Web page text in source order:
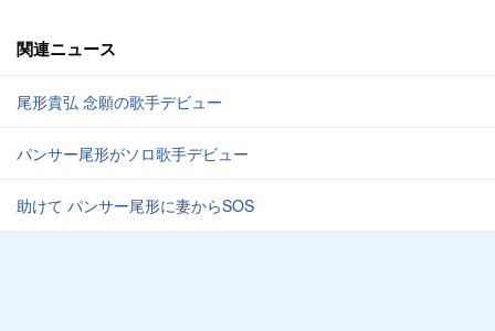
関連ニュース
尾形貴弘 念願の歌手デビュー
パンサー尾形がソロ歌手デビュー
助けて パンサー尾形に妻からSOS